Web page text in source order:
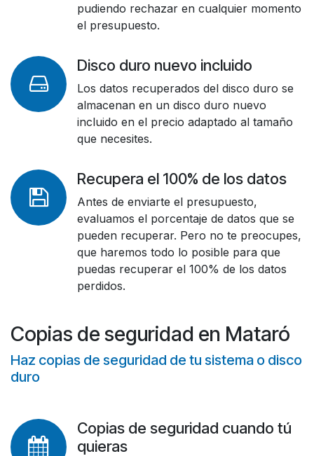
pudiendo rechazar en cualquier momento
el presupuesto.
Disco duro nuevo incluido
Los datos recuperados del disco duro se
almacenan en un disco duro nuevo
incluido en el precio adaptado al tamaño
que necesites.
Recupera el 100% de los datos
Antes de enviarte el presupuesto,
evaluamos el porcentaje de datos que se
pueden recuperar. Pero no te preocupes,
que haremos todo lo posible para que
puedas recuperar el 100% de los datos
perdidos.
Copias de seguridad en Mataró
Haz copias de seguridad de tu sistema o disco
duro
Copias de seguridad cuando tú
quieras